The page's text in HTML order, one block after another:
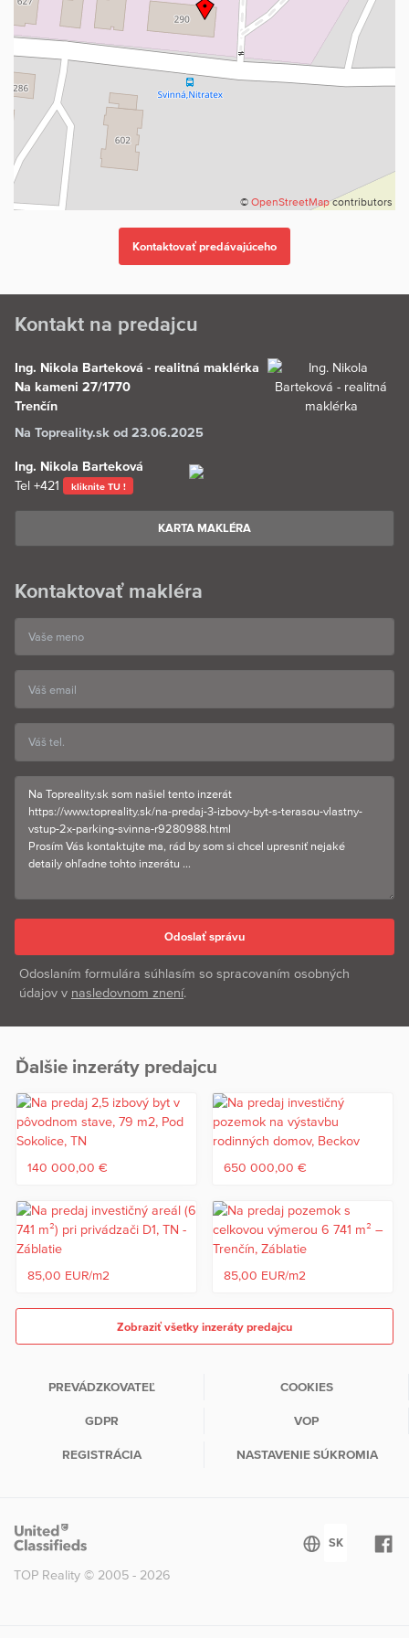
© OpenStreetMapcontributors
Kontakt na predajcu
Ing. Nikola Barteková - realitná maklérka
Na kameni 27/1770
Trenčín
Na Topreality.sk od 23.06.2025
Ing. Nikola Barteková
Tel +421 kliknite TU !
KARTA MAKLÉRA
Kontaktovať makléra
Odoslaním formulára súhlasím so spracovaním osobných
údajov v nasledovnom znení.
Ďalšie inzeráty predajcu
140 000,00 € 650 000,00 €
85,00 EUR/m2 85,00 EUR/m2
Zobraziť všetky inzeráty predajcu
PREVÁDZKOVATEĽ COOKIES
GDPR VOP
REGISTRÁCIA NASTAVENIE SÚKROMIA
TOP Reality © 2005 - 2026